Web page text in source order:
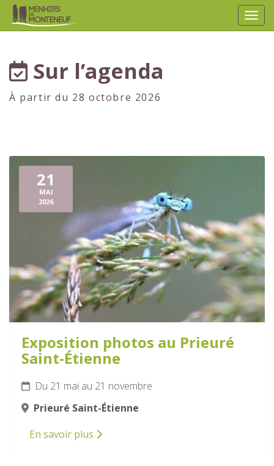
Sur l’agenda
À partir du 28 octobre 2026
21
MAI
2026
Exposition photos au Prieuré
Saint-Étienne
Du 21 mai au 21 novembre
Prieuré Saint-Étienne
En savoir plus